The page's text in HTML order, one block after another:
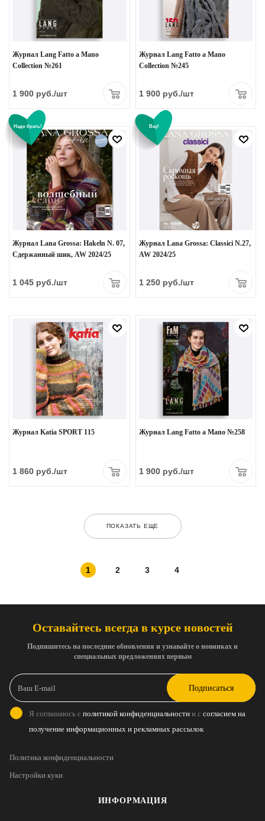
Журнал Lang Fatto a Mano
Collection №261
1 900 руб./шт
Журнал Lang Fatto a Mano
Collection №245
1 900руб./шт
Надо брать!
Журнал Lana Grossa: Hakeln N. 07,
Сдержанный шик, AW 2024/25
1 045 руб./шт
Вау!
Журнал Lana Grossa: Classici N.27,
AW 2024/25
1 250руб./шт
Журнал Katia SPORT 115
1 860 руб./шт
Журнал Lang Fatto a Mano №258
1 900руб./шт
ПОКАЗАТЬ ЕЩЕ
1 2 3 4
ИНФОРМАЦИЯ
Оставайтесь всегда в курсе новостей
Подпишитесь на последние обновления и узнавайте о новинках и
специальных предложениях первым
Подписаться
Я соглашаюсь с политикой конфиденциальности и с согласием на
получение информационных и рекламных рассылок
Политика конфиденциальности
Настройки куки